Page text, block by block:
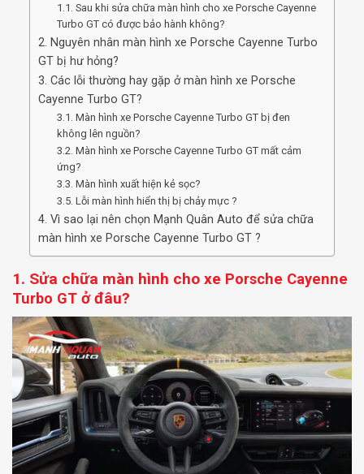
1.1. Sau khi sửa chữa màn hình cho xe Porsche Cayenne
Turbo GT có được bảo hành không?
2. Nguyên nhân màn hình xe Porsche Cayenne Turbo
GT bị hư hỏng?
3. Các lỗi thường hay gặp ở màn hình xe Porsche
Cayenne Turbo GT?
3.1. Màn hình xe Porsche Cayenne Turbo GT bị đen
không lên nguồn?
3.2. Màn hình xe Porsche Cayenne Turbo GT mất cảm
ứng?
3.3. Màn hình xuất hiện kẻ sọc?
3.5. Lỗi màn hình hiển thị bị chảy mực ?
4. Vì sao lại nên chọn Mạnh Quân Auto để sửa chữa
màn hình xe Porsche Cayenne Turbo GT ?
1. Sửa chữa màn hình cho xe Porsche Cayenne
Turbo GT ở đâu?